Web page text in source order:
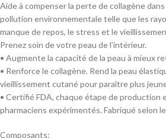
Aide à compenser la perte de collagène dans
pollution environnementale telle que les
manque de repos, le stress et le
Prenez soin de votre peau de l’intérieur.
• Augmente la capacité de la peau à mieux
• Renforce le collagène. Rend la peau
vieillissement cutané pour paraître plus
• Certifié FDA, chaque étape de production
pharmaciens expérimentés. Fabriqué selon
Composants: